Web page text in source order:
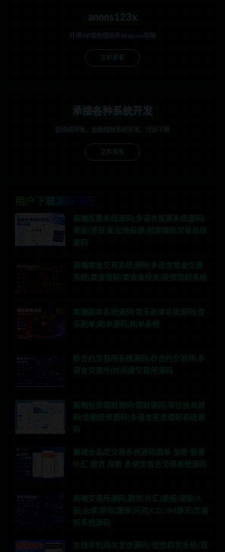
anons123x
开通VIP或充值联系Telegram客服
承接各种系统开发
区块链开发，金融理财系统开发，行业不限
用户下载源码排行
高端股票系统源码|多语言股票系统源码|
美股|港股|新加坡股票|股票模拟交易系统
源码
高端黄金交易系统源码|多语言黄金交易
系统|黄金理财|黄金金投资|投资理财系统
高端刷单系统源码|音乐刷单系统源码|音
乐刷单|刷单源码|刷单系统
秒合约交易所系统源码|秒合约交易所|多
语言交易所|时间盘交易所源码
高端投资理财源码|理财源码|项目投资源
码|金融投资源码|多语言投资理财系统源
码
高端全品类交易系统源码跟单 加密 股票
外汇 期货 指数 多语言综合交易系统源码
高端交易所源码|期货|外汇|美股|港股|A
股|永续|期权|跟单|闪兑|C2C|IM聊天|交易
所系统源码
在线手机网关发信源码/短信群发系统/双